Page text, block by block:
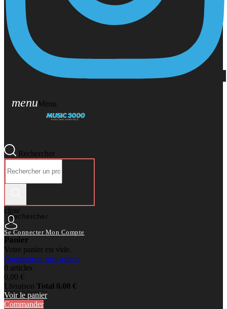
menuMenu
Rechercher
Rechercher
close
Se Connecter Mon Compte
Panier
Votre panier est vide.
Commencer mes achats
0 articles
0,00 €
Livraison Total 0,00 €
Voir le panier
Commander